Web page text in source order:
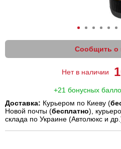
Сообщить о
Нет в наличии
+21 бонусных
Доставка: Курьером по Киеву (
Новой почты (бесплатно),
склада по Украине (Автолюкс и